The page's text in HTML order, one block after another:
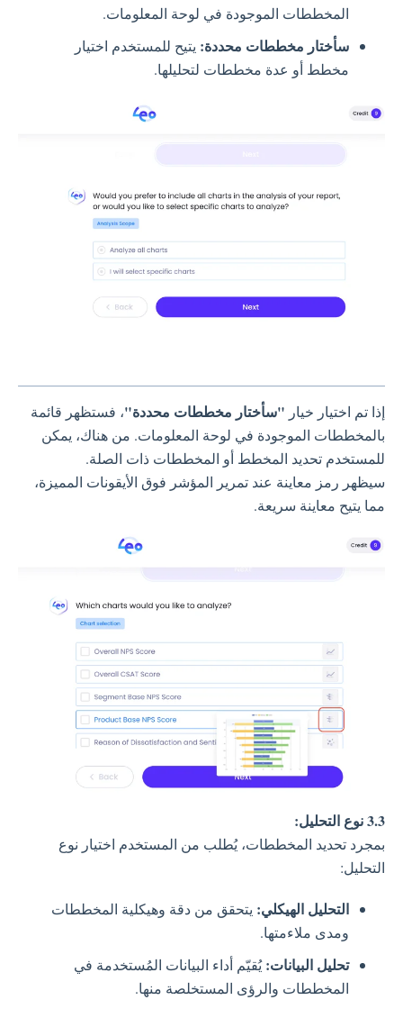
المخططات الموجودة في لوحة المعلومات.
سأختار مخططات محددة: يتيح للمستخدم اختيار
مخطط أو عدة مخططات لتحليلها.
إذا تم اختيار خيار "سأختار مخططات محددة"، فستظهر قائمة
بالمخططات الموجودة في لوحة المعلومات. من هناك، يمكن
للمستخدم تحديد المخطط أو المخططات ذات الصلة.
سيظهر رمز معاينة عند تمرير المؤشر فوق الأيقونات المميزة،
مما يتيح معاينة سريعة.
3.3 نوع التحليل:
بمجرد تحديد المخططات، يُطلب من المستخدم اختيار نوع
التحليل:
التحليل الهيكلي: يتحقق من دقة وهيكلية المخططات
ومدى ملاءمتها.
تحليل البيانات:يُقيّم أداء البيانات المُستخدمة في
المخططات والرؤى المستخلصة منها.